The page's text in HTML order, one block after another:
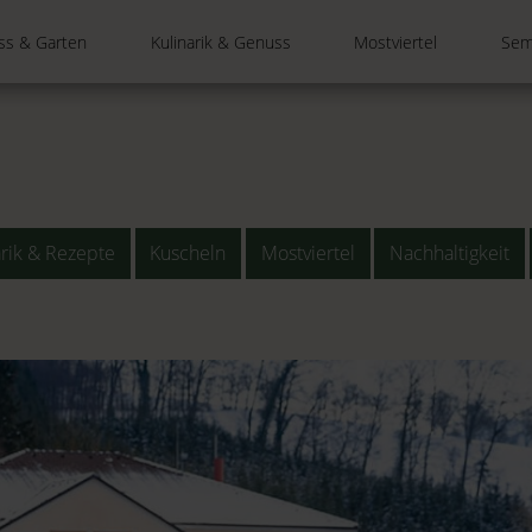
& Garten Kulinarik & Genuss Mostviertel
& Rezepte Kuscheln Mostviertel Nachhaltigkeit